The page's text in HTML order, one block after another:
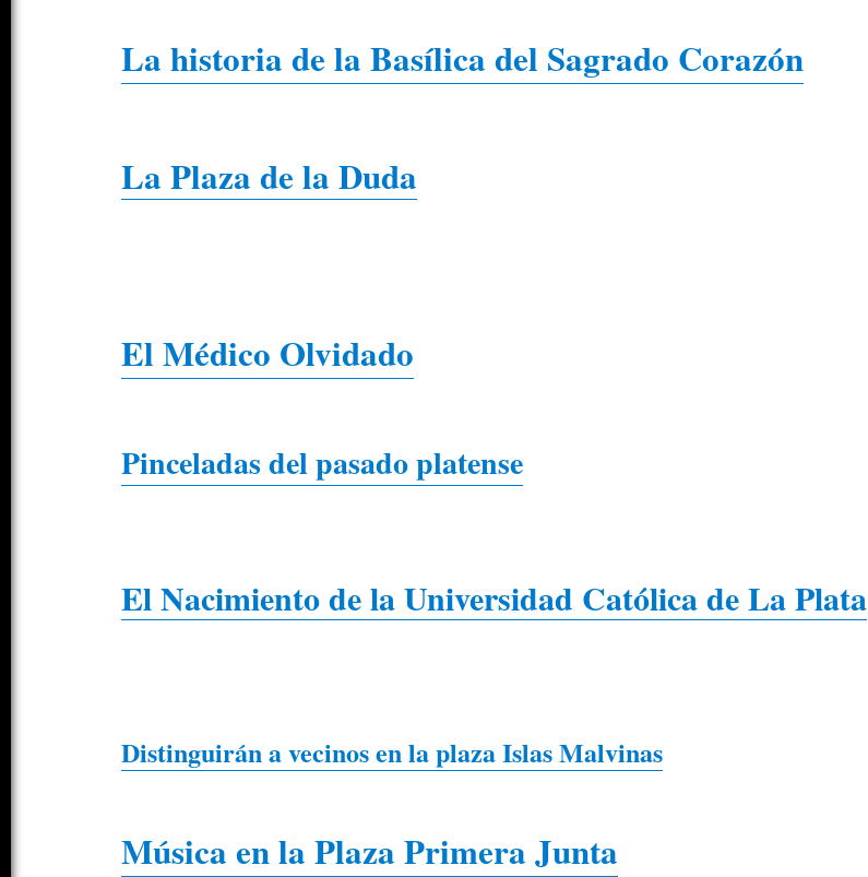
La historia de la Basílica del Sagrado Corazón
La Plaza de la Duda
El Médico Olvidado
Pinceladas del pasado platense
El Nacimiento de la Universidad Católica de La Plata
Distinguirán a vecinos en la plaza Islas Malvinas
Música en la Plaza Primera Junta